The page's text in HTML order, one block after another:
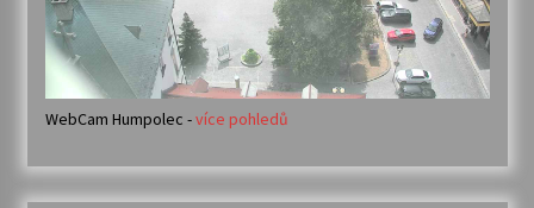
WebCam Humpolec -více pohledů